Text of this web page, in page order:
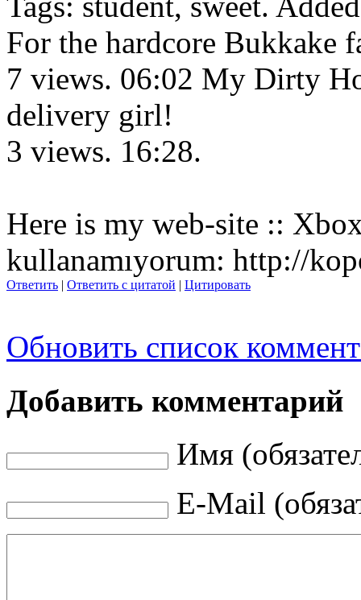
For the hardcore Bukkake
7 views. 06:02 My Dirty
delivery girl!
3 views. 16:28.
Here is my web-site ::
kullanamıyorum: http://
Ответить | Ответить с цитатой | Цитировать
Обновить список
Добавить комментарий
Имя
E-Mail